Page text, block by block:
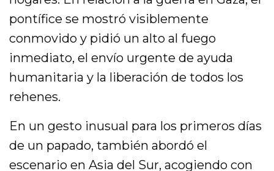
pontífice se mostró visiblemente
conmovido y pidió un alto al fuego
inmediato, el envío urgente de ayuda
humanitaria y la liberación de todos los
rehenes.
En un gesto inusual para los primeros días
de un papado, también abordó el
escenario en Asia del Sur, acogiendo con